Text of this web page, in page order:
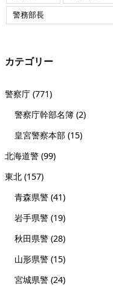
警務部長
カテゴリー
警察庁 (771)
警察庁幹部名簿 (2)
皇宮警察本部 (15)
北海道警 (99)
東北 (157)
青森県警 (41)
岩手県警 (19)
秋田県警 (28)
山形県警 (15)
宮城県警 (24)